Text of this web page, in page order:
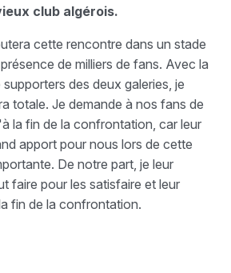
club algérois.
cette rencontre dans un stade
de milliers de fans. Avec la
des deux galeries, je
totale. Je demande à nos fans de
la fin de la confrontation, car leur
apport pour nous lors de cette
De notre part, je leur
faire pour les satisfaire et leur
fin de la confrontation.